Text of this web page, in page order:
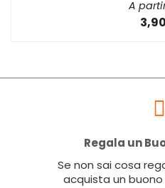
A
Regala un
Se non sai cosa
acquista un